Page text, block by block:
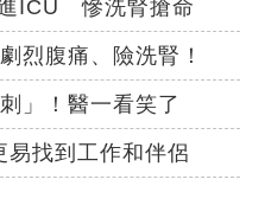
ICU 慘洗腎搶命
烈腹痛、險洗腎！
」！醫一看笑了
找到工作和伴侶